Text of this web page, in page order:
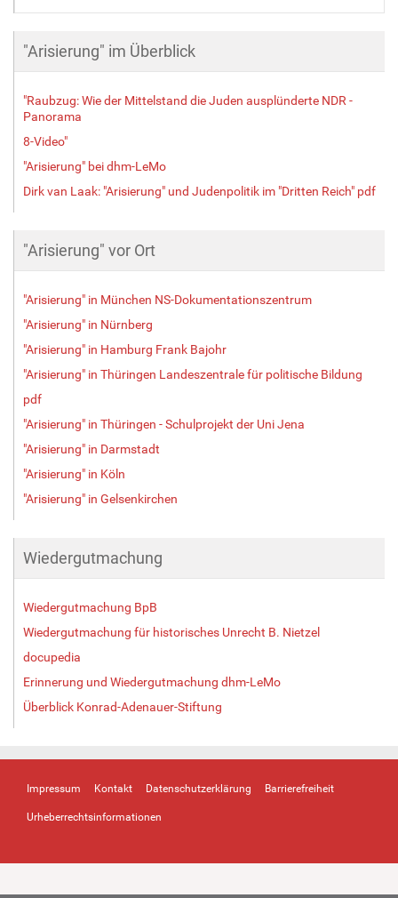
"Arisierung" im Überblick
"Raubzug: Wie der Mittelstand die Juden ausplünderte NDR -
Panorama
8-Video"
"Arisierung" bei dhm-LeMo
Dirk van Laak: "Arisierung" und Judenpolitik im "Dritten Reich" pdf
"Arisierung" vor Ort
"Arisierung" in München NS-Dokumentationszentrum
"Arisierung" in Nürnberg
"Arisierung" in Hamburg Frank Bajohr
"Arisierung" in Thüringen Landeszentrale für politische Bildung
pdf
"Arisierung" in Thüringen - Schulprojekt der Uni Jena
"Arisierung" in Darmstadt
"Arisierung" in Köln
"Arisierung" in Gelsenkirchen
Wiedergutmachung
Wiedergutmachung BpB
Wiedergutmachung für historisches Unrecht B. Nietzel
docupedia
Erinnerung und Wiedergutmachung dhm-LeMo
Überblick Konrad-Adenauer-Stiftung
Impressum Kontakt Datenschutzerklärung Barrierefreiheit
Urheberrechtsinformationen